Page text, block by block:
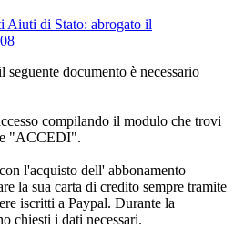
Aiuti di Stato: abrogato il
documento è necessario
compilando il modulo che trovi
"ACCEDI".
l'acquisto dell' abbonamento
la sua carta di credito sempre tramite
iscritti a Paypal. Durante la
chiesti i dati necessari.